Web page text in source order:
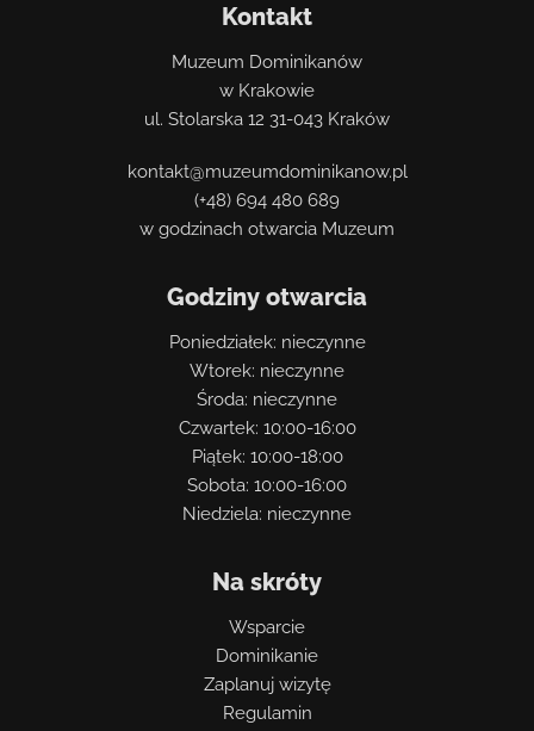
Kontakt
Muzeum Dominikanów
w Krakowie
ul. Stolarska 12 31-043 Kraków
kontakt@muzeumdominikanow.pl
(+48) 694 480 689
w godzinach otwarcia Muzeum
Godziny otwarcia
Poniedziałek: nieczynne
Wtorek: nieczynne
Środa: nieczynne
Czwartek: 10:00-16:00
Piątek: 10:00-18:00
Sobota: 10:00-16:00
Niedziela: nieczynne
Na skróty
Wsparcie
Dominikanie
Zaplanuj wizytę
Regulamin